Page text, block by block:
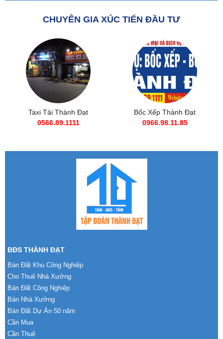
CHUYÊN GIA XÚC TIẾN ĐẦU TƯ
Taxi Tải Thành Đạt
0566.89.1111
Bốc Xếp Thành Đạt
0966.98.11.85
BĐS THÀNH ĐẠT
Bán Đất Khu Công Nghiệp
Cho Thuê Nhà Xưởng
Bán Đất Công Nghiệp
Bán Nhà Xưởng
Bán Đất Dự Án 50 năm
Cần Mua
Cần Thuê